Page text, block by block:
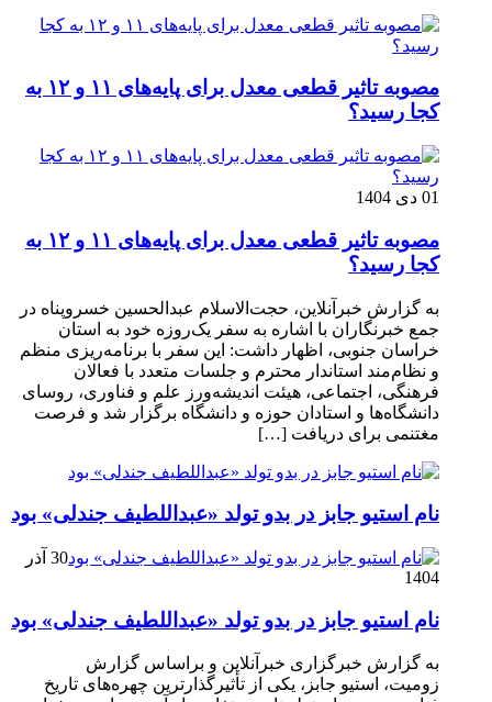
مصوبه تاثیر قطعی معدل برای پایه‌های ۱۱ و ۱۲ به
کجا رسید؟
01 دی 1404
مصوبه تاثیر قطعی معدل برای پایه‌های ۱۱ و ۱۲ به
کجا رسید؟
به گزارش خبرآنلاین، حجت‌الاسلام عبدالحسین خسروپناه در
جمع خبرنگاران با اشاره به سفر یک‌روزه خود به استان
خراسان جنوبی، اظهار داشت: این سفر با برنامه‌ریزی منظم
و نظام‌مند استاندار محترم و جلسات متعدد با فعالان
فرهنگی، اجتماعی، هیئت اندیشه‌ورز علم و فناوری، روسای
دانشگاه‌ها و استادان حوزه و دانشگاه برگزار شد و فرصت
مغتنمی برای دریافت […]
نام استیو جابز در بدو تولد «عبداللطیف جندلی» بود
30 آذر
1404
نام استیو جابز در بدو تولد «عبداللطیف جندلی» بود
به گزارش خبرگزاری خبرآنلاین و براساس گزارش
زومیت، استیو جابز، یکی از تأثیرگذارترین چهره‌های تاریخ